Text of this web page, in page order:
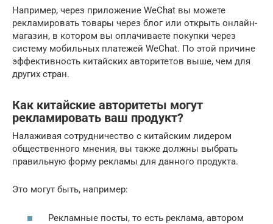
Например, через приложение WeChat вы можете
рекламировать товары через блог или открыть онлайн-
магазин, в котором вы оплачиваете покупки через
систему мобильных платежей WeChat. По этой причине
эффективность китайских авторитетов выше, чем для
других стран.
Как китайские авторитеты могут
рекламировать ваш продукт?
Налаживая сотрудничество с китайским лидером
общественного мнения, вы также должны выбрать
правильную форму рекламы для данного продукта.
Это могут быть, например:
Рекламные посты, то есть реклама, автором